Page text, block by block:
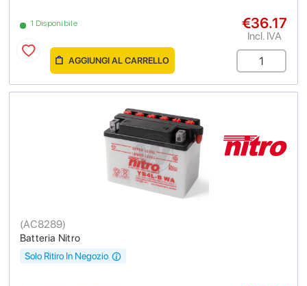
1 Disponibile €36.17
Incl. IVA
AGGIUNGI AL CARRELLO
Batteria Nitro
(AC8289)
Solo Ritiro In Negozio